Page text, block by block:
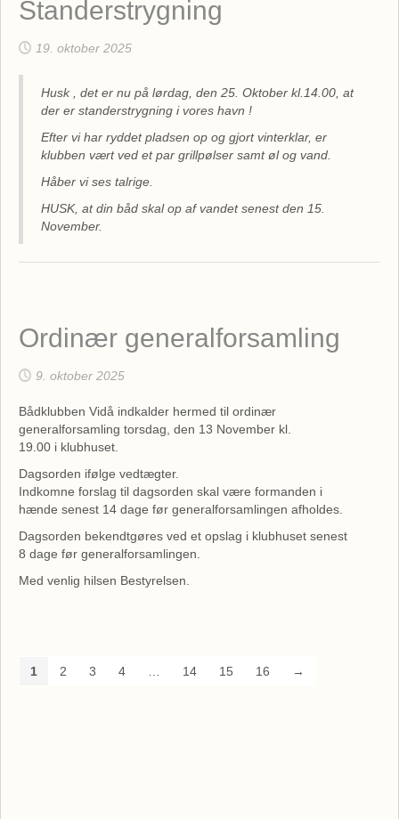
Standerstrygning
19. oktober 2025
Husk , det er nu på lørdag, den 25. Oktober kl.14.00, at
der er standerstrygning i vores havn !
Efter vi har ryddet pladsen op og gjort vinterklar, er
klubben vært ved et par grillpølser samt øl og vand.
Håber vi ses talrige.
HUSK, at din båd skal op af vandet senest den 15.
November.
Ordinær generalforsamling
9. oktober 2025
Bådklubben Vidå indkalder hermed til ordinær
generalforsamling torsdag, den 13 November kl.
19.00 i klubhuset.
Dagsorden ifølge vedtægter.
Indkomne forslag til dagsorden skal være formanden i
hænde senest 14 dage før generalforsamlingen afholdes.
Dagsorden bekendtgøres ved et opslag i klubhuset senest
8 dage før generalforsamlingen.
Med venlig hilsen Bestyrelsen.
1 2 3 4 14 15 16 →